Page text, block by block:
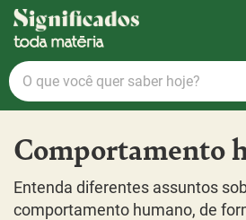
Significados
O
que
você
quer
saber
hoje?
Comportamento
Entenda diferentes assuntos
comportamento humano, de